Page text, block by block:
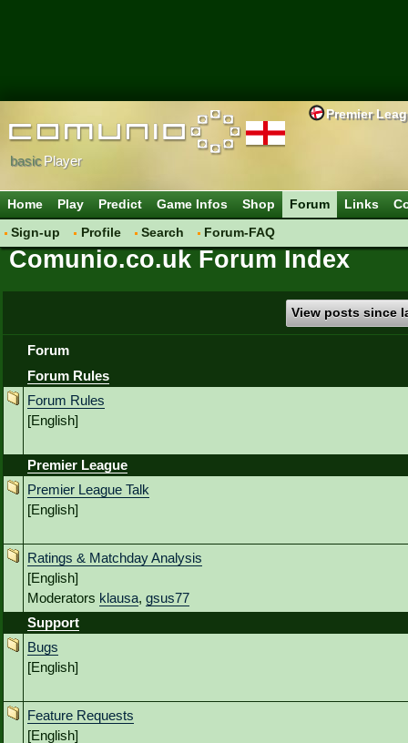
Premier
basicPlayer
Home Play Predict Game Infos Shop
Forum
Sign-up
Profile Search Forum-FAQ
Links
Comunio.co.uk Forum Index
View posts since
Forum
Forum Rules
Forum Rules
[English]
Premier League
Premier League Talk
[English]
Ratings & Matchday Analysis
[English]
Moderators klausa, gsus77
Support
Bugs
[English]
Feature Requests
[English]